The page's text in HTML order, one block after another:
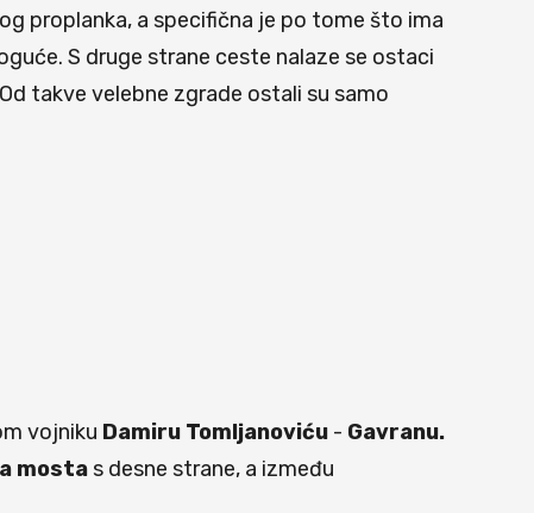
proplanka, a specifična je po tome što ima
S druge strane ceste nalaze se ostaci
takve velebne zgrade ostali su samo
vojniku Damiru Tomljanoviću - Gavranu.
mostas desne strane, a između